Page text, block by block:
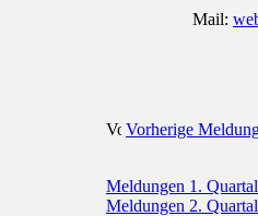
Mail:
Vorherige
Meldungen 1.
Meldungen 2.